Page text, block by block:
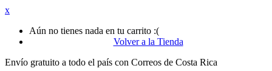
x
Aún no tienes nada en tu carrito :(
Volver a la Tienda
Envío gratuito a todo el país con Correos de Costa Rica